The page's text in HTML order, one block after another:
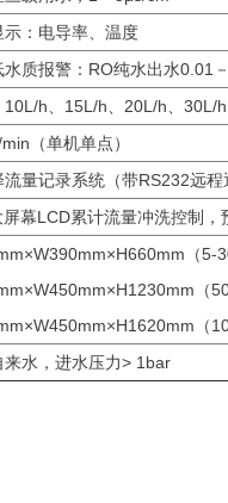
示：电导率、温度
水质报警：RO纯水出水0.01
10L/h、15L/h、20L/h、30L/
（单机单点）
量记录系统（带RS232远程
屏幕LCD累计流量冲洗控制
（5-
（
（
来水，进水压力> 1bar